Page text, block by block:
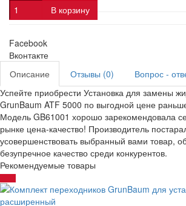
В корзину
Facebook
Вконтакте
Описание
Отзывы (0)
Вопрос -
Успейте приобрести Установка для замены
GrunBaum ATF 5000 по выгодной цене
Модель GB61001 хорошо зарекомендовала
рынке цена-качество! Производитель
усовершенствовать выбранный вами товар,
безупречное качество среди конкурентов.
Рекомендуемые товары